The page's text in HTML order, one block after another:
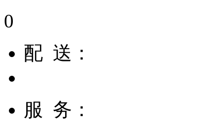
0
配 送：
服 务：